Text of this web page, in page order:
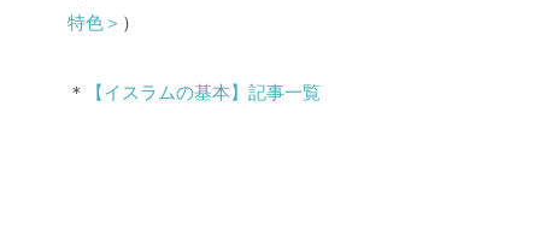
特色＞ ）
＊ 【イスラムの基本】記事一覧